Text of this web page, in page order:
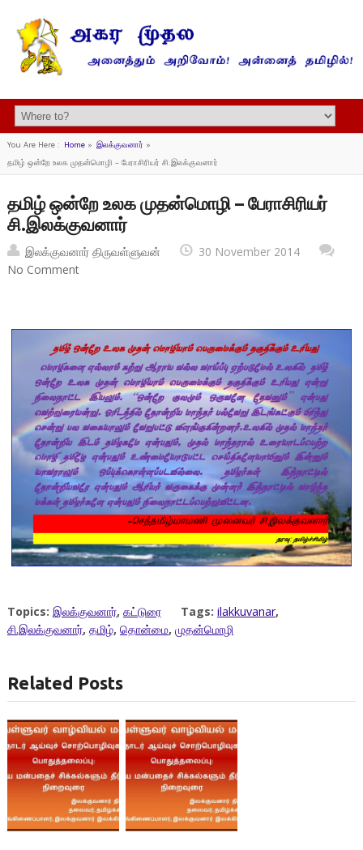
You Are Here : Home» இலக்குவனார் »
தமிழ் ஒன்றே உலக முதன்மொழி – பேராசிரியர் சி.இலக்குவனார்
தமிழ் ஒன்றே உலக முதன்மொழி – பேராசிரியர்
சி.இலக்குவனார்
இலக்குவனார் திருவள்ளுவன்
30 November 2014
No Comment
Topics: இலக்குவனார், கட்டுரை Tags: ilakkuvanar,
சி.இலக்குவனார், தமிழ், தொன்மை, முதன்மொழி
Related Posts